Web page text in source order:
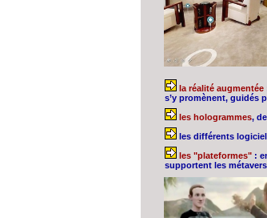
la réalité augmentée
s’y promènent, guidés
les hologrammes,
les différents
les "plateformes":
supportent les